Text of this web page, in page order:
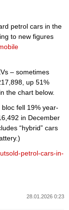
petrol cars in the
to new figures
– sometimes
up 51%
the chart below.
fell 19% year-
in December
“hybrid” cars
petrol-cars-in-
28.01.2026 0:23